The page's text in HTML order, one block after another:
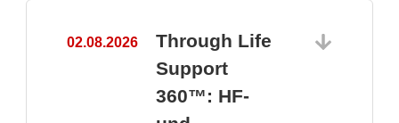
02.08.2026
Through Life
Support
360™: HF-